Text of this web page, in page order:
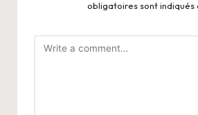
obligatoires sont indiqués